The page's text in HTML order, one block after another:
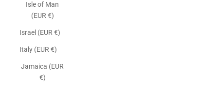
Isle of Man
(EUR €)
Israel (EUR €)
Italy (EUR €)
Jamaica (EUR
€)